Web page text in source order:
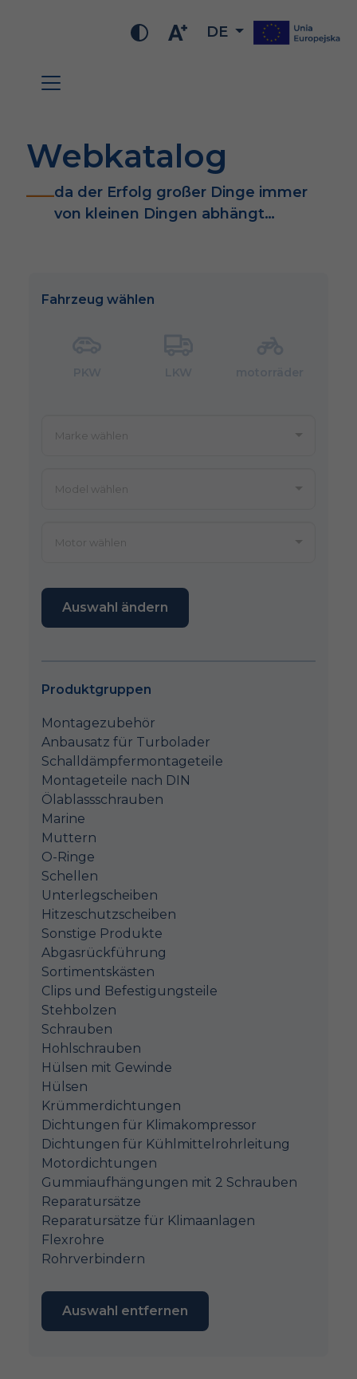
DE
Webkatalog
da der Erfolg großer Dinge immer
von kleinen Dingen abhängt…
Fahrzeug wählen
Auswahl ändern
Produktgruppen
Montagezubehör
Anbausatz für Turbolader
Schalldämpfermontageteile
Montageteile nach DIN
Ölablassschrauben
Marine
Muttern
O-Ringe
Schellen
Unterlegscheiben
Hitzeschutzscheiben
Sonstige Produkte
Abgasrückführung
Sortimentskästen
Clips und Befestigungsteile
Stehbolzen
Schrauben
Hohlschrauben
Hülsen mit Gewinde
Hülsen
Krümmerdichtungen
Dichtungen für Klimakompressor
Dichtungen für Kühlmittelrohrleitung
Motordichtungen
Gummiaufhängungen mit 2 Schrauben
Reparatursätze
Reparatursätze für Klimaanlagen
Flexrohre
Rohrverbindern
Auswahl entfernen